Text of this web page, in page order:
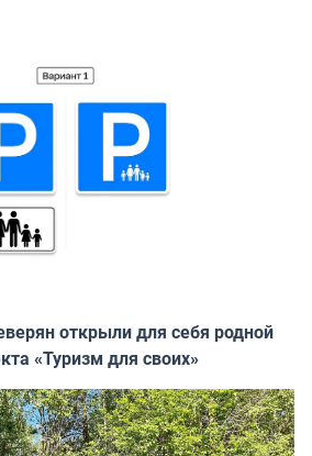
открыли для себя родной
«Туризм для своих»